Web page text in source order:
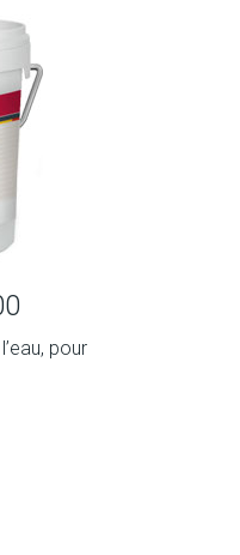
pour